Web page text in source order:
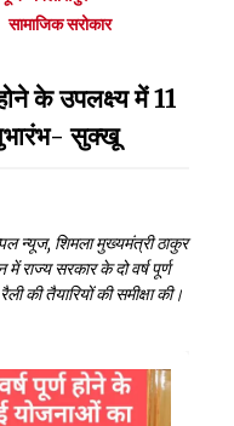
सामाजिक सरोकार
के उपलक्ष्य में 11
सुक्खू
न्यूज, शिमला मुख्यमंत्री ठाकुर
सरकार के दो वर्ष पूर्ण
की तैयारियों की समीक्षा की।